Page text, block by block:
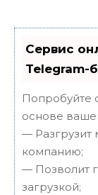
Сервис
Telegram-
Попробуйте
основе
— Разгрузит
компанию;
— Позволит
загрузкой;